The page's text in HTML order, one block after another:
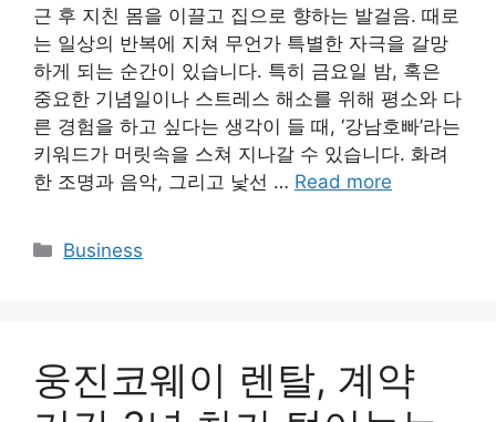
근 후 지친 몸을 이끌고 집으로 향하는 발걸음. 때로
는 일상의 반복에 지쳐 무언가 특별한 자극을 갈망
하게 되는 순간이 있습니다. 특히 금요일 밤, 혹은
중요한 기념일이나 스트레스 해소를 위해 평소와 다
른 경험을 하고 싶다는 생각이 들 때, ‘강남호빠’라는
키워드가 머릿속을 스쳐 지나갈 수 있습니다. 화려
한 조명과 음악, 그리고 낯선 … Read more
Categories
Business
웅진코웨이 렌탈, 계약